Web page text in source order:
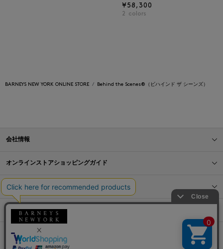
¥58,300
2 colors
BARNEYS NEW YORK ONLINE STORE Behind the Scenes®（ビハインド ザ シーンズ）
会社情報
オンラインストアショッピングガイド
店舗情報
サービス